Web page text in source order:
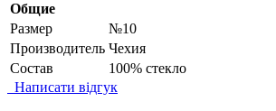
Общие
Размер
№10
Производитель Чехия
Состав
100% стекло
Написати відгук